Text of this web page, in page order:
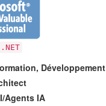
Développement
Agents IA